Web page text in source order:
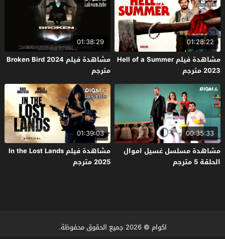
01:28:22
مشاهدة فيلم Hell of a Summer
2023 مترجم
01:38:29
مشاهدة فيلم Broken Bird 2024
مترجم
00:35:33
مشاهدة مسلسل غسيل اموال
الحلقة 5 مترجم
01:39:03
مشاهدة فيلم In the Lost Lands
2025 مترجم
اكوام © 2026 جميع الحقوق محفوظة.